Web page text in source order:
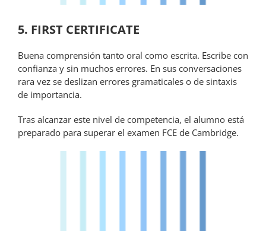
5. FIRST CERTIFICATE
Buena comprensión tanto oral como escrita. Escribe con
confianza y sin muchos errores. En sus conversaciones
rara vez se deslizan errores gramaticales o de sintaxis
de importancia.
Tras alcanzar este nivel de competencia, el alumno está
preparado para superar el examen FCE de Cambridge.